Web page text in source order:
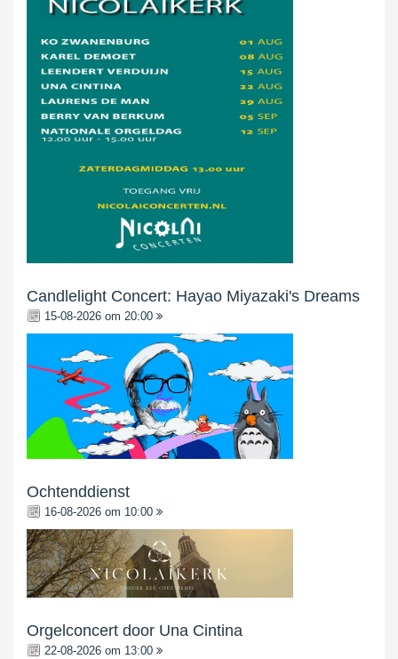
Candlelight Concert: Hayao Miyazaki's Dreams
15-08-2026 om 20:00
Ochtenddienst
16-08-2026 om 10:00
Orgelconcert door Una Cintina
22-08-2026 om 13:00